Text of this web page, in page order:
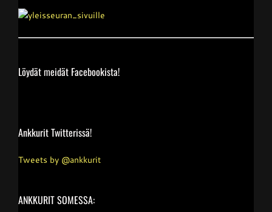
Löydät meidät Facebookista!
Ankkurit Twitterissä!
Tweets by @ankkurit
ANKKURIT SOMESSA: